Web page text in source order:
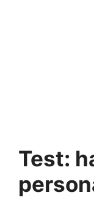
Test: